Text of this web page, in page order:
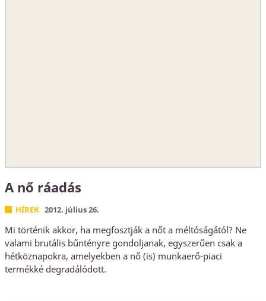
A nő ráadás
HÍREK 2012. július 26.
Mi történik akkor, ha megfosztják a nőt a méltóságától? Ne
valami brutális bűntényre gondoljanak, egyszerűen csak a
hétköznapokra, amelyekben a nő (is) munkaerő-piaci
termékké degradálódott.